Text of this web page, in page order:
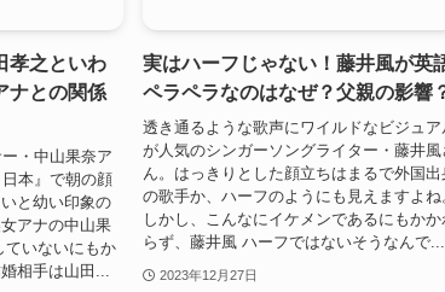
孝之といわ
ナとの関係
・中山果奈ア
本』で朝の顔
と幼い印象の
アナの中山果
ていないにもか
相手は山田...
実はハーフじゃない！藤井風が英
ペラペラなのはなぜ？父親の影響
透き通るような歌声にワイルドなビジュア
が人気のシンガーソングライター・藤井風
ん。はっきりとした顔立ちはまるで外国出
の歌手か、ハーフのようにも見えますよね
しかし、こんなにイケメンであるにもかか
らず、藤井風 ハーフではないそうなんで...
2023年12月27日